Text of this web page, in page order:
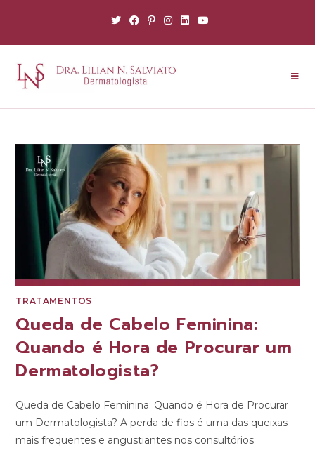
TRATAMENTOS
Queda de Cabelo Feminina:
Quando é Hora de Procurar um
Dermatologista?
Queda de Cabelo Feminina: Quando é Hora de Procurar
um Dermatologista? A perda de fios é uma das queixas
mais frequentes e angustiantes nos consultórios